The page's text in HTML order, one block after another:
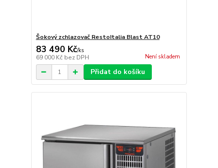
Šokový zchlazovač RestoItalia Blast AT10
83 490 Kč/ks
69 000 Kč bez DPH Není skladem
Přidat do košíku